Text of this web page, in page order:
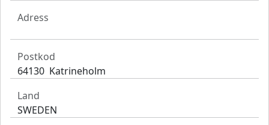
Adress
Postkod
64130 Katrineholm
Land
SWEDEN